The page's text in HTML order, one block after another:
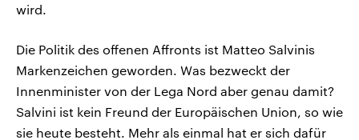
wird.
Die Politik des offenen Affronts ist Matteo Salvinis
Markenzeichen geworden. Was bezweckt der
Innenminister von der Lega Nord aber genau damit?
Salvini ist kein Freund der Europäischen Union, so wie
sie heute besteht. Mehr als einmal hat er sich dafür